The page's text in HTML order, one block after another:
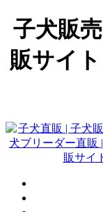
子犬販
販サイ